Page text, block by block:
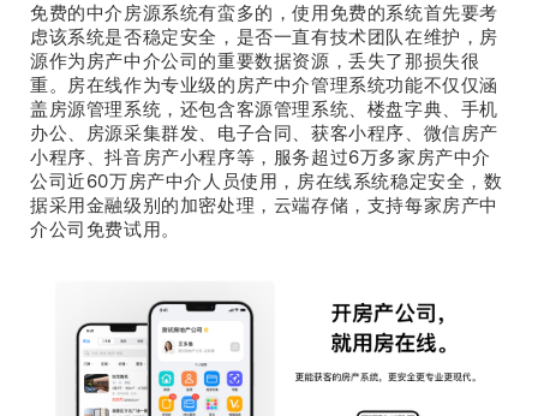
免费的中介房源系统有蛮多的，使用免费的系统首先要考
虑该系统是否稳定安全，是否一直有技术团队在维护，房
源作为房产中介公司的重要数据资源，丢失了那损失很
重。房在线作为专业级的房产中介管理系统功能不仅仅涵
盖房源管理系统，还包含客源管理系统、楼盘字典、手机
办公、房源采集群发、电子合同、获客小程序、微信房产
小程序、抖音房产小程序等，服务超过6万多家房产中介
公司近60万房产中介人员使用，房在线系统稳定安全，数
据采用金融级别的加密处理，云端存储，支持每家房产中
介公司免费试用。